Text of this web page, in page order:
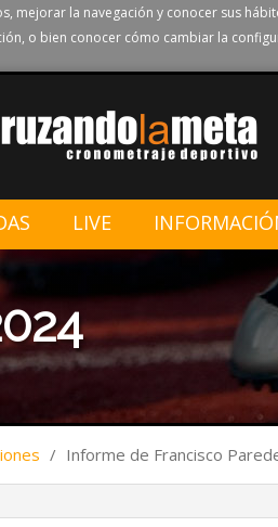
la navegación y conocer sus
o bien conocer cómo cambiar la
LIVE
/ Informe de Francisco